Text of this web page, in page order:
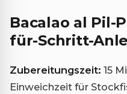
Bacalao al Pil-
für-Schritt-
Zubereitungszeit: 15
Einweichzeit für